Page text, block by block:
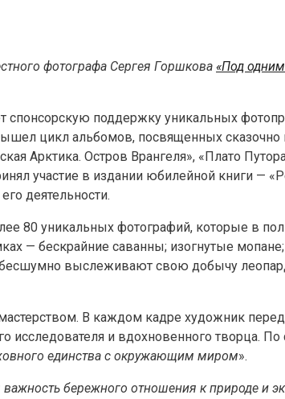
фотографа Сергея Горшкова «Под
поддержку уникальных
цикл альбомов, посвященных сказочно
Арктика. Остров Врангеля», «Плато
участие в издании юбилейной книги —
деятельности.
80 уникальных фотографий, которые в
— бескрайние саванны; изогнутые
выслеживают свою добычу
В каждом кадре художник
исследователя и вдохновенного творца. По
единства с окружающим миром».
бережного отношения к природе и